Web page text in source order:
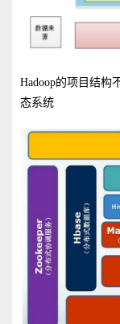
Hadoop的项目结构
态系统